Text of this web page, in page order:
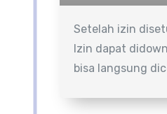
Setelah izin
Izin dapat
bisa langsung